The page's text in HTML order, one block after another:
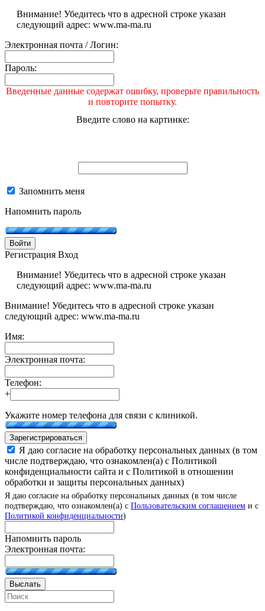
Внимание! Убедитесь что в адресной строке указан
следующий адрес: www.ma-ma.ru
Электронная почта / Логин:
Пароль:
Введенные данные содержат ошибку, проверьте правильность
и повторите попытку.
Введите слово на картинке:
Запомнить меня
Напомнить пароль
Войти
Регистрация Вход
Внимание! Убедитесь что в адресной строке указан
следующий адрес: www.ma-ma.ru
Внимание! Убедитесь что в адресной строке указан
следующий адрес: www.ma-ma.ru
Имя:
Электронная почта:
Телефон:
+
Укажите номер телефона для связи с клиникой.
Зарегистрироваться
Я даю согласие на обработку персональных данных (в том
числе подтверждаю, что ознакомлен(а) с Политикой
конфиденциальности сайта и с Политикой в отношении
обработки и защиты персональных данных)
Я даю согласие на обработку персональных данных (в том числе
подтверждаю, что ознакомлен(а) с Пользовательским соглашением и с
Политикой конфиденциальности)
Напомнить пароль
Электронная почта:
Выслать